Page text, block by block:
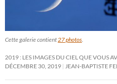
Cette galerie contient27 photos.
2019 : LES IMAGES DU CIEL QUE VOUS
DÉCEMBRE 30, 2019 JEAN-BAPTISTE